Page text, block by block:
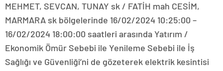
MEHMET, SEVCAN, TUNAY sk / FATİH mah CESİM,
MARMARA sk bölgelerinde 16/02/2024 10:25:00 –
16/02/2024 18:00:00 saatleri arasında Yatırım /
Ekonomik Ömür Sebebi ile Yenileme Sebebi ile İş
Sağlığı ve Güvenliği’ni de gözeterek elektrik kesintisi